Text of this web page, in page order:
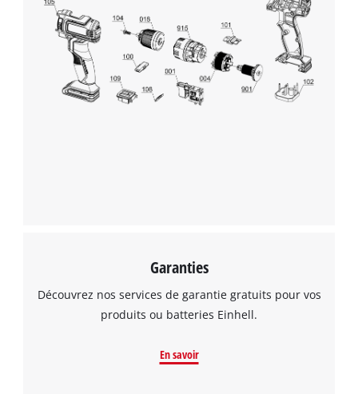
Garanties
Découvrez nos services de garantie gratuits pour vos
produits ou batteries Einhell.
En savoir